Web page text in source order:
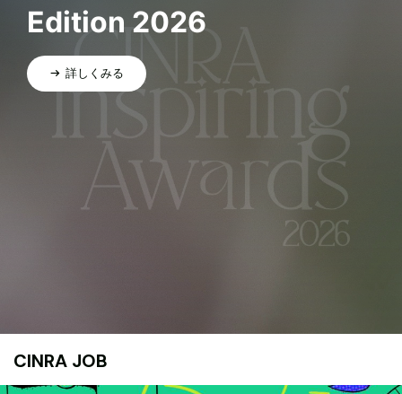
Edition 2026
詳しくみる
CINRA JOB